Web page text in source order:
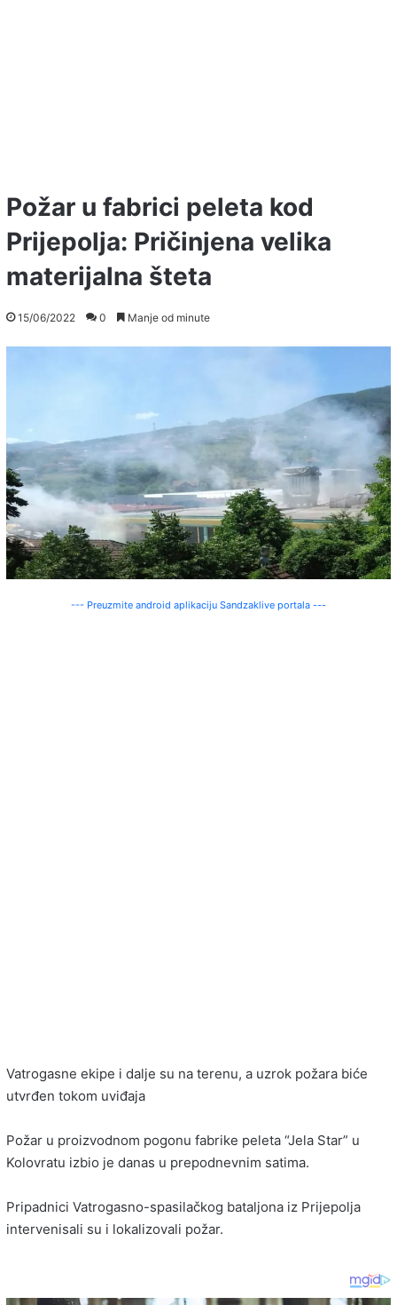
Požar u fabrici peleta kod
Prijepolja: Pričinjena velika
materijalna šteta
15/06/2022 0 Manje od minute
--- Preuzmite android aplikaciju Sandzaklive portala ---
Vatrogasne ekipe i dalje su na terenu, a uzrok požara biće
utvrđen tokom uviđaja
Požar u proizvodnom pogonu fabrike peleta “Jela Star” u
Kolovratu izbio je danas u prepodnevnim satima.
Pripadnici Vatrogasno-spasilačkog bataljona iz Prijepolja
intervenisali su i lokalizovali požar.